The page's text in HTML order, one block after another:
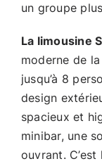
un groupe
La limousine
moderne de
jusqu’à 8
design
spacieux et
minibar, une
ouvrant.